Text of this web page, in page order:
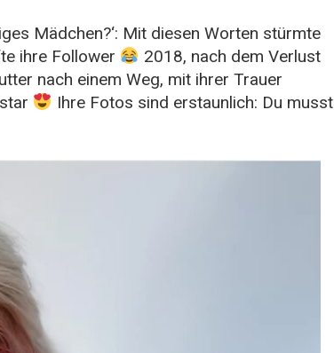
Mädchen?‘: Mit diesen Worten stürmte
ihre Follower
2018, nach dem Verlust
nach einem Weg, mit ihrer Trauer
Ihre Fotos sind erstaunlich: Du musst